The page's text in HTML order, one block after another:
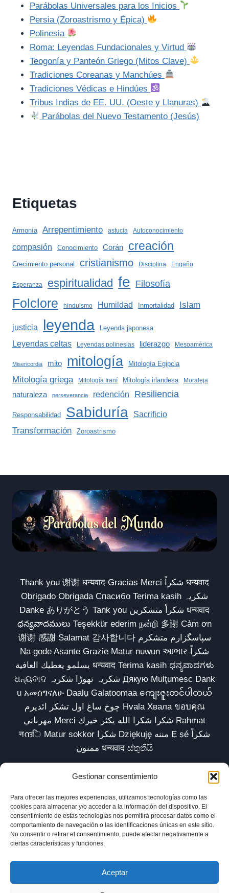
Gestionar consentimiento
Para ofrecer las mejores experiencias, utilizamos tecnologías como las
cookies para almacenar y/o acceder a la información del dispositivo. El
consentimiento de estas tecnologías nos permitirá procesar datos como el
comportamiento de navegación o las identificaciones únicas en este sitio.
No consentir o retirar el consentimiento, puede afectar negativamente a
ciertas características y funciones.
Aceptar
Parábolas Universales para los Inicios
Persia (Zoroastrismo y Épica)
Polinesia
Roma: Leyendas Fundacionales y Virtud
Teogonía y Panteón Griego (Mitos Clave)
Tradiciones Coreanas y Manchúes
Tradiciones Védicas e Hindúes
Tribus Indias de EE. UU. (Oeste y Llanuras)
Parábolas del Nuevo Testamento (Jesús)
Etiquetas
Armonía Arrepentimiento astucia Autoconocimiento
compasión Conocimiento Corán creación
Crecimiento personal cristianismo Disciplina Engaño
Esperanza espiritualidad fe Filosofía
Folclore hinduismo Humildad Inmortalidad Islam
justicia leyenda Leyenda japonesa
Leyendas celtas Leyendas polinesias liderazgo Mesoamérica
Misericordia mito mitología Mitología Egipcia
Mitología griega Mitología Iraní Mitología irlandesa Moraleja
naturaleza perseverancia redención Resiliencia
Responsabilidad Sabiduría Sacrificio
Transformación Zoroastrismo
Thank you 谢谢 धन्यवाद Gracias Merci شكراً धन्यवाद
Obrigado Obrigada Спасибо Terima kasih شکریہ
Danke ありがとう Tank you شكراً متشكرين धन्यवाद
ధన్యవాదములు Teşekkür ederim நன்றி 多謝 Cảm ơn
谢谢 感謝 Salamat 감사합니다 سپاسگزارم متشکرم
Na gode Asante Grazie Matur nuwun આભાર شكراً
يسلمو يعطيك العافية धन्यवाद Terima kasih ಧನ್ಯವಾದಗಳು
ଧନ୍ୟବାଦ شکریہ تھوڑا شکریہ Дякую Mulțumesc Dank
u አመሰግናለሁ Daalụ Galatoomaa ကျေးဇူးတင်ပါတယ်
چوخ ساغ اول تشکر ائدیرم Hvala Хвала ขอบคุณ
مهرباني Merci شكرا شكرا الله يكثر خيرك Rahmat
नന്ദि Matur sokkor شكرا Dziękuję مننه Ẹ ṣé شكراً
ممنون धन्यवाद ස්තුතියි
Inicio Biblioteca Parábolas TV
Comunidad
Esencia
Blog
Política de privacidad
Aviso legal
Política de cookies (UE)